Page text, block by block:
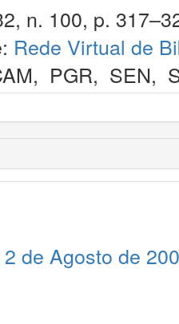
n. 100, p.
Rede Virtual de
, PGR, SEN,
de Agosto de